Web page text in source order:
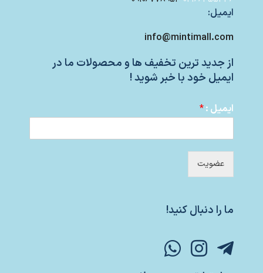
ایمیل:
info@mintimall.com
از جدید ترین تخفیف ها و محصولات ما در
ایمیل خود با خبر شوید !
ایمیل :*
عضویت
ما را دنبال کنید!